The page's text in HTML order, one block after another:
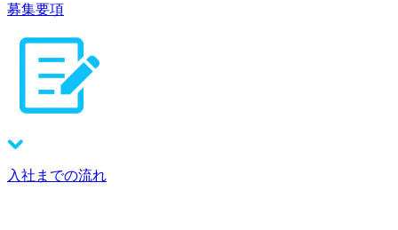
募集要項
入社までの流れ